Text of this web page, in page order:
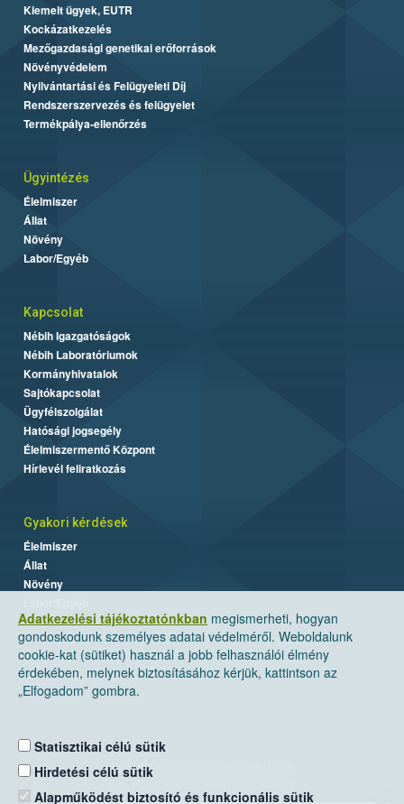
Adatkezelési tájékoztatónkban megismerheti, hogyan
gondoskodunk személyes adatai védelméről. Weboldalunk
cookie-kat (sütiket) használ a jobb felhasználói élmény
érdekében, melynek biztosításához kérjük, kattintson az
„Elfogadom” gombra.
Statisztikai célú sütik
Hirdetési célú sütik
Alapműködést biztosító és funkcionális sütik
Kiemelt ügyek, EUTR
Kockázatkezelés
Mezőgazdasági genetikai erőforrások
Növényvédelem
Nyilvántartási és Felügyeleti Díj
Rendszerszervezés és felügyelet
Termékpálya-ellenőrzés
Ügyintézés
Élelmiszer
Állat
Növény
Labor/Egyéb
Kapcsolat
Nébih Igazgatóságok
Nébih Laboratóriumok
Kormányhivatalok
Sajtókapcsolat
Ügyfélszolgálat
Hatósági jogsegély
Élelmiszermentő Központ
Hírlevél feliratkozás
Gyakori kérdések
Élelmiszer
Állat
Növény
Nemzeti Élelmiszerlánc-biztonsági Hivatal
Levelezési cím: 1525 Budapest. Pf. 30.